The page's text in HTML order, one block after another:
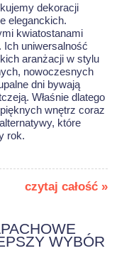
dekoracji
eleganckich.
kwiatostanami
Ich uniwersalność
aranżacji w stylu
nowoczesnych
dni bywają
Właśnie dlatego
wnętrz coraz
które
rok.
czytaj całość »
WYBÓR